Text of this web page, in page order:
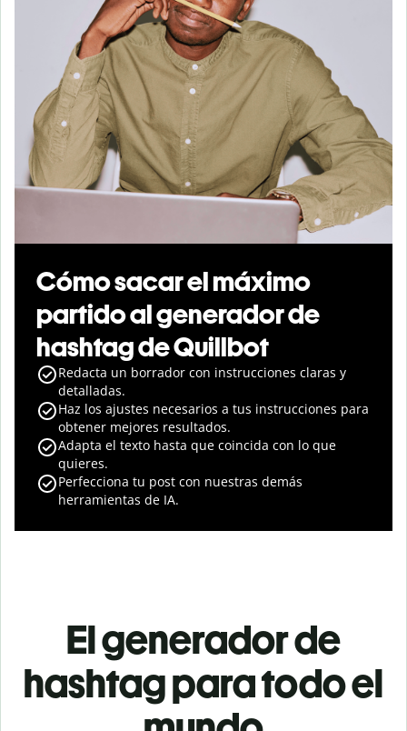
Cómo sacar el máximo
partido al generador de
hashtag de Quillbot
Redacta un borrador con instrucciones claras y
detalladas.
Haz los ajustes necesarios a tus instrucciones para
obtener mejores resultados.
Adapta el texto hasta que coincida con lo que
quieres.
Perfecciona tu post con nuestras demás
herramientas de IA.
El generador de
hashtag para todo el